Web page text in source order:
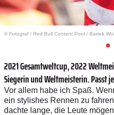
© Fotograf / Red Bull Content Pool / Bartek
2021 Gesamtweltcup, 2022
Siegerin und Weltmeisterin. Passt
Vor allem habe ich Spaß.
ein stylishes Rennen zu
dachte lange, die Leute